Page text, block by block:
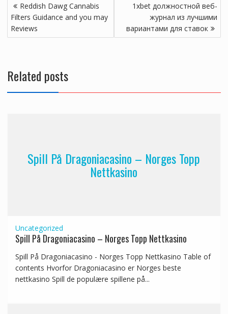
navigation
Reddish Dawg Cannabis
Filters Guidance and you may
Reviews
1xbet должностной веб-
журнал из лучшими
вариантами для ставок
Related posts
Spill På Dragoniacasino – Norges Topp
Nettkasino
Uncategorized
Spill På Dragoniacasino – Norges Topp Nettkasino
Spill På Dragoniacasino - Norges Topp Nettkasino Table of
contents Hvorfor Dragoniacasino er Norges beste
nettkasino Spill de populære spillene på...